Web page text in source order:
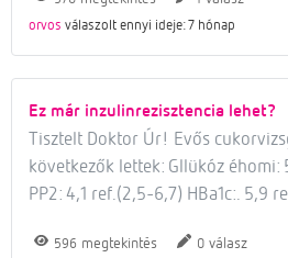
orvos válaszolt ennyi ideje: 7 hónap
Ez már inzulinrezisztencia lehet?
Tisztelt Doktor Úr! Evős
következők lettek: Gllükóz
PP2: 4,1 ref.(2,5-6,7) HBa1c:. 5,9
596 megtekintés 0 válasz